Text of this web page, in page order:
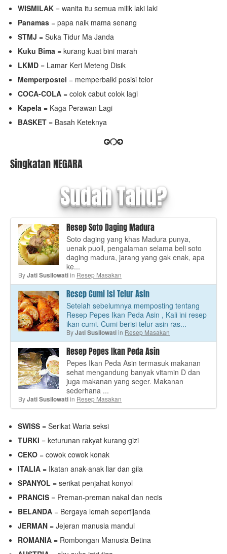
WISMILAK = wanita itu semua milik laki laki
Panamas = papa naik mama senang
STMJ = Suka Tidur Ma Janda
Kuku Bima = kurang kuat bini marah
LKMD = Lamar Keri Meteng Disik
Memperpostel = memperbaiki posisi telor
COCA-COLA = colok cabut colok lagi
Kapela = Kaga Perawan Lagi
BASKET = Basah Keteknya
Singkatan NEGARA
Sudah Tahu?
Resep Soto Daging Madura
Soto daging yang khas Madura punya,
uenak puoll, pengalaman selama beli soto
daging madura, jarang yang gak enak, apa
ke...
ByJati Susilowatiin Resep Masakan
Resep Cumi Isi Telur Asin
Setelah sebelumnya memposting tentang
Resep Pepes Ikan Peda Asin , Kali ini resep
ikan cumi. Cumi berisi telur asin ras...
ByJati Susilowatiin Resep Masakan
Resep Pepes Ikan Peda Asin
Pepes Ikan Peda Asin termasuk makanan
sehat mengandung banyak vitamin D dan
juga makanan yang seger. Makanan
sederhana ...
ByJati Susilowatiin Resep Masakan
SWISS = Serikat Waria seksi
TURKI = keturunan rakyat kurang gizi
CEKO = cowok cowok konak
ITALIA = Ikatan anak-anak liar dan gila
SPANYOL = serikat penjahat konyol
PRANCIS = Preman-preman nakal dan necis
BELANDA = Bergaya lemah sepertijanda
JERMAN = Jejeran manusia mandul
ROMANIA = Rombongan Manusia Betina